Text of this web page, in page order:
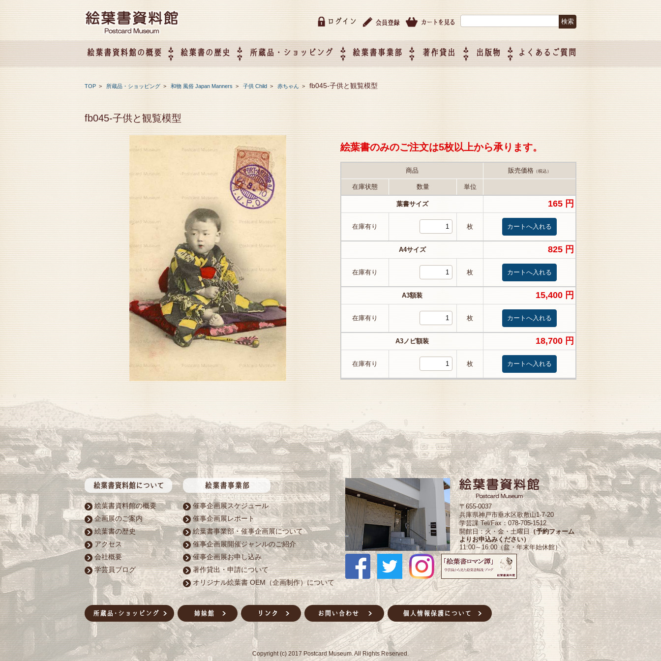
ログイン
絵葉書資料館の概要 絵葉書の歴史 所蔵品・ショッピング 絵葉書事業部
て
作）について
著作貸出 出版物 よくあるご質問
TOP > 所蔵品・ショッピング > 和物 風俗 Japan Manners > 子供 Child > 赤ちゃん > fb045-子供と観覧模型
fb045-子供と観覧模型
絵葉書のみのご注文は5枚以上から承ります。
商品 販売価格（税込）
在庫状態 数量 単位
葉書サイズ 165 円
在庫有り 枚
A4サイズ 825 円
在庫有り 枚
A3額装 15,400 円
在庫有り 枚
A3ノビ額装 18,700 円
在庫有り 枚
絵葉書資料館の概要
企画展のご案内
絵葉書の歴史
アクセス
会社概要
学芸員ブログ
催事企画展スケジュール
催事企画展レポート
絵葉書事業部・催事企画展について
催事企画展開催ジャンルのご紹介
催事企画展お申し込み
著作貸出・申請について
オリジナル絵葉書 OEM（企画制作）について
〒655-0037
兵庫県神戸市垂水区歌敷山1-7-20
学芸課 Tel/Fax：078-705-1512
開館日：火・金・土曜日 （予約フォーム
よりお申込みください）
11:00～16:00（盆・年末年始休館）
Copyright (c) 2017 Postcard Museum. All Rights Reserved.